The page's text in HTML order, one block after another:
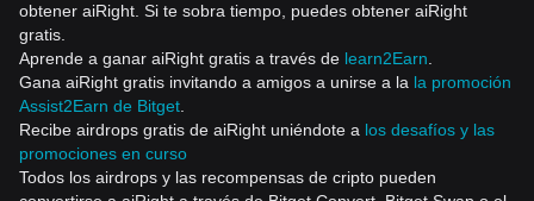
obtener aiRight. Si te sobra tiempo, puedes obtener aiRight
gratis.
Aprende a ganar aiRight gratis a través de learn2Earn
Gana aiRight gratis invitando a amigos a unirse a la la promoción
Assist2Earn de Bitget
Recibe airdrops gratis de aiRight uniéndote a los desafíos y las
promociones en curso
Todos los airdrops y las recompensas de cripto pueden